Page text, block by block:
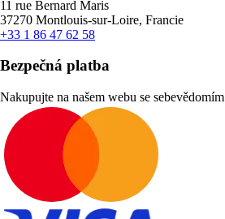
11 rue Bernard Maris
37270 Montlouis-sur-Loire, Francie
+33 1 86 47 62 58
Bezpečná platba
Nakupujte na našem webu se sebevědomím